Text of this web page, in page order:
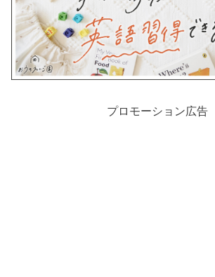
プロモーション広告